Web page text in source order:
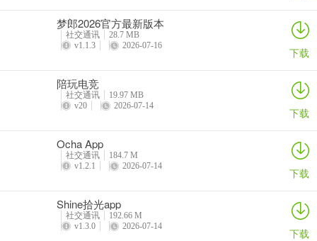
梦郎2026官方最新版本
社交通讯
28.7 MB
v1.1.3
2026-07-16 下载
陪玩电竞
社交通讯
19.97 MB
v20
2026-07-14 下载
Ocha App
社交通讯
184.7 M
v1.2.1
2026-07-14 下载
Shine拾光app
社交通讯
192.66 M
v1.3.0
2026-07-14 下载